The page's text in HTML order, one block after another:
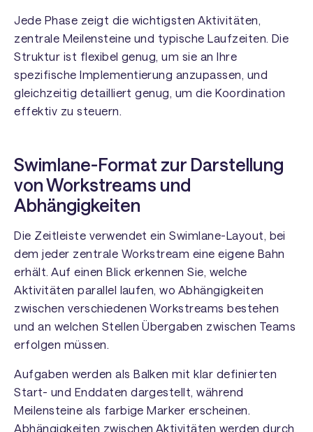
Jede Phase zeigt die wichtigsten Aktivitäten,
zentrale Meilensteine und typische Laufzeiten. Die
Struktur ist flexibel genug, um sie an Ihre
spezifische Implementierung anzupassen, und
gleichzeitig detailliert genug, um die Koordination
effektiv zu steuern.
Swimlane-Format zur Darstellung
von Workstreams und
Abhängigkeiten
Die Zeitleiste verwendet ein Swimlane-Layout, bei
dem jeder zentrale Workstream eine eigene Bahn
erhält. Auf einen Blick erkennen Sie, welche
Aktivitäten parallel laufen, wo Abhängigkeiten
zwischen verschiedenen Workstreams bestehen
und an welchen Stellen Übergaben zwischen Teams
erfolgen müssen.
Aufgaben werden als Balken mit klar definierten
Start- und Enddaten dargestellt, während
Meilensteine als farbige Marker erscheinen.
Abhängigkeiten zwischen Aktivitäten werden durch